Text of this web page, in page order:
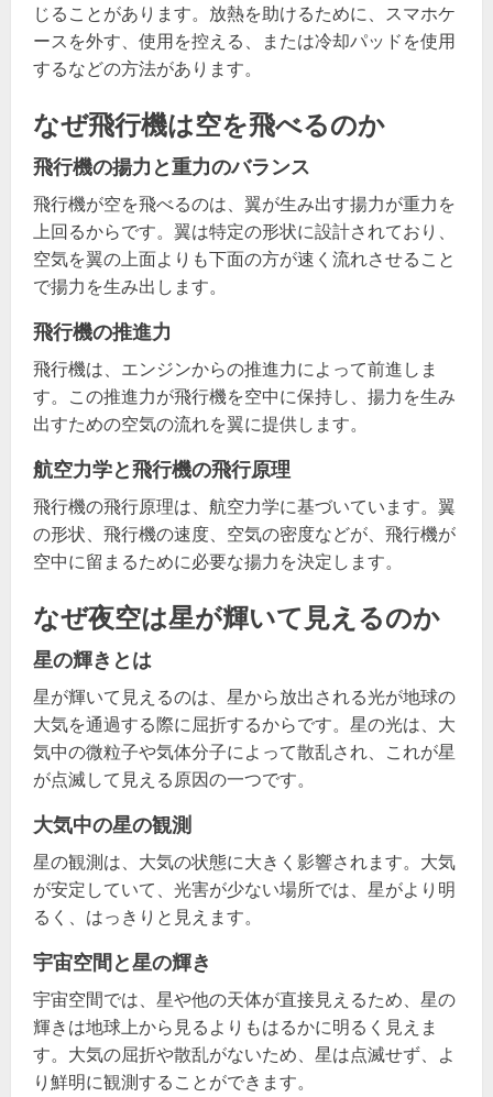
じることがあります。放熱を助けるために、スマホケ
ースを外す、使用を控える、または冷却パッドを使用
するなどの方法があります。
なぜ飛行機は空を飛べるのか
飛行機の揚力と重力のバランス
飛行機が空を飛べるのは、翼が生み出す揚力が重力を
上回るからです。翼は特定の形状に設計されており、
空気を翼の上面よりも下面の方が速く流れさせること
で揚力を生み出します。
飛行機の推進力
飛行機は、エンジンからの推進力によって前進しま
す。この推進力が飛行機を空中に保持し、揚力を生み
出すための空気の流れを翼に提供します。
航空力学と飛行機の飛行原理
飛行機の飛行原理は、航空力学に基づいています。翼
の形状、飛行機の速度、空気の密度などが、飛行機が
空中に留まるために必要な揚力を決定します。
なぜ夜空は星が輝いて見えるのか
星の輝きとは
星が輝いて見えるのは、星から放出される光が地球の
大気を通過する際に屈折するからです。星の光は、大
気中の微粒子や気体分子によって散乱され、これが星
が点滅して見える原因の一つです。
大気中の星の観測
星の観測は、大気の状態に大きく影響されます。大気
が安定していて、光害が少ない場所では、星がより明
るく、はっきりと見えます。
宇宙空間と星の輝き
宇宙空間では、星や他の天体が直接見えるため、星の
輝きは地球上から見るよりもはるかに明るく見えま
す。大気の屈折や散乱がないため、星は点滅せず、よ
り鮮明に観測することができます。